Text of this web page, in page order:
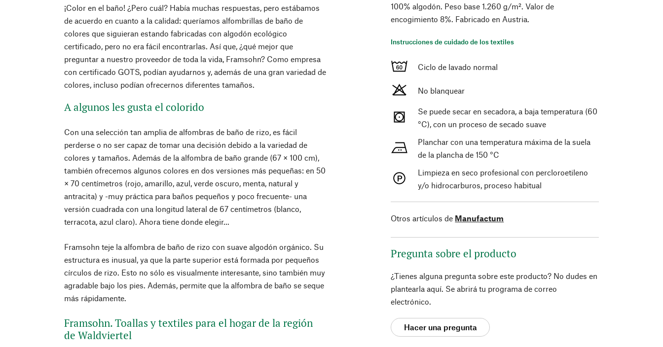
¡Color en el baño! ¿Pero cuál? Había muchas respuestas, pero estábamos
de acuerdo en cuanto a la calidad: queríamos alfombrillas de baño de
colores que siguieran estando fabricadas con algodón ecológico
certificado, pero no era fácil encontrarlas. Así que, ¿qué mejor que
preguntar a nuestro proveedor de toda la vida, Framsohn? Como empresa
con certificado GOTS, podían ayudarnos y, además de una gran variedad de
colores, incluso podían ofrecernos diferentes tamaños.
A algunos les gusta el colorido
Con una selección tan amplia de alfombras de baño de rizo, es fácil
perderse o no ser capaz de tomar una decisión debido a la variedad de
colores y tamaños. Además de la alfombra de baño grande (67 × 100 cm),
también ofrecemos algunos colores en dos versiones más pequeñas: en 50
× 70 centímetros (rojo, amarillo, azul, verde oscuro, menta, natural y
antracita) y -muy práctica para baños pequeños y poco frecuente- una
versión cuadrada con una longitud lateral de 67 centímetros (blanco,
terracota, azul claro). Ahora tiene donde elegir...
Framsohn teje la alfombra de baño de rizo con suave algodón orgánico. Su
estructura es inusual, ya que la parte superior está formada por pequeños
círculos de rizo. Esto no sólo es visualmente interesante, sino también muy
agradable bajo los pies. Además, permite que la alfombra de baño se seque
más rápidamente.
Framsohn. Toallas y textiles para el hogar de la región
de Waldviertel
100% algodón. Peso base 1.260 g/m². Valor de
encogimiento 8%. Fabricado en Austria.
Instrucciones de cuidado de los textiles
Ciclo de lavado normal
No blanquear
Se puede secar en secadora, a baja temperatura (60
°C), con un proceso de secado suave
Planchar con una temperatura máxima de la suela
de la plancha de 150 °C
Limpieza en seco profesional con percloroetileno
y/o hidrocarburos, proceso habitual
Otros artículos de Manufactum
Pregunta sobre el producto
¿Tienes alguna pregunta sobre este producto? No dudes en
plantearla aquí. Se abrirá tu programa de correo
electrónico.
Hacer una pregunta